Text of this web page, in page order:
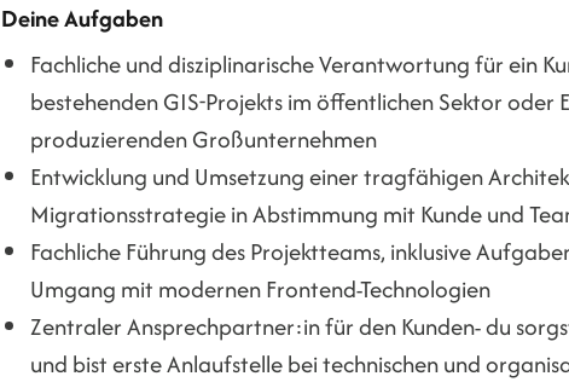
Deine Aufgaben
Fachliche und disziplinarische Verantwortung für ein
bestehenden GIS-Projekts im öffentlichen Sektor oder
produzierenden Großunternehmen
Entwicklung und Umsetzung einer tragfähigen
Migrationsstrategie in Abstimmung mit Kunde und
Fachliche Führung des Projektteams, inklusive
Umgang mit modernen Frontend-Technologien
Zentraler Ansprechpartner:in für den Kunden- du
und bist erste Anlaufstelle bei technischen und